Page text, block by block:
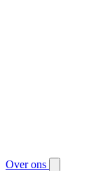
Over ons